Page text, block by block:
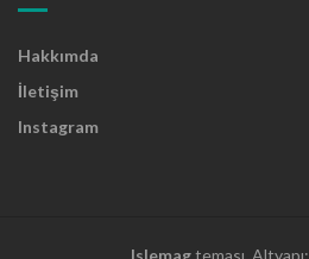
Hakkımda
İletişim
Instagram